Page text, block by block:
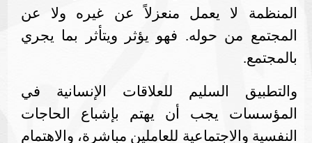
المنظمة لا يعمل منعزلاً عن غيره ولا عن
المجتمع من حوله. فهو يؤثر ويتأثر بما يجري
بالمجتمع.
والتطبيق السليم للعلاقات الإنسانية في
المؤسسات يجب أن يهتم بإشباع الحاجات
النفسية والاجتماعية للعاملين مباشرة، والاهتمام